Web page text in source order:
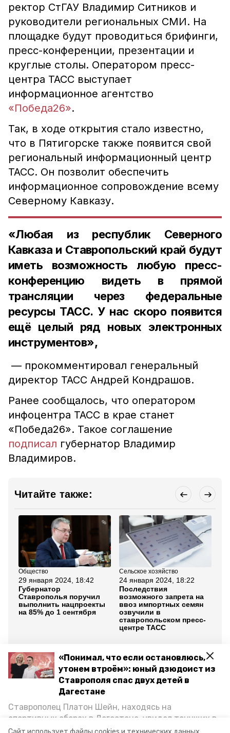
«Понимал, что если остановлюсь,
утонем втроём»: юный дзюдоист из
Ставрополя спас двух детей в
Дагестане
Ставрополец Платон Шейн, находясь на
спортивных сборах в Дегестане, увидел тонущих в
Каспийском море детей и бросился на помощь. По
ректор СтГАУ Владимир Ситников и
руководители региональных СМИ. На
площадке будут проводиться брифинги,
пресс-конференции, презентации и
круглые столы. Оператором пресс-
центра ТАСС выступает
информационное агентство
«Победа26».
Так, в ходе открытия стало известно,
что в Пятигорске также появится свой
региональный информационный центр
ТАСС. Он позволит обеспечить
информационное сопровождение всему
Северному Кавказу.
«Любая из республик Северного
Кавказа и Ставропольский край будут
иметь возможность любую пресс-
конференцию видеть в прямой
трансляции через федеральные
ресурсы ТАСС. У нас скоро появится
ещё целый ряд новых электронных
инструментов»,
— прокомментировал генеральный
директор ТАСС Андрей Кондрашов.
Ранее сообщалось, что оператором
инфоцентра ТАСС в крае станет
«Победа26». Такое соглашение
подписал губернатор Владимир
Владимиров.
Читайте также:
Общество
29 января 2024, 18:42
Губернатор
Ставрополья поручил
выполнить нацпроекты
на 85% до 1 сентября
Сельское хозяйство
24 января 2024, 18:22
Последствия
возможного запрета на
ввоз импортных семян
озвучили в
ставропольском пресс-
центре ТАСС
Все новости
пресс-центр губернатор
ставрополь открытие центра